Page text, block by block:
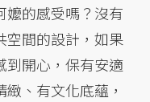
嬤的感受嗎？沒有
空間的設計，如果
到開心，保有安適
、有文化底蘊，